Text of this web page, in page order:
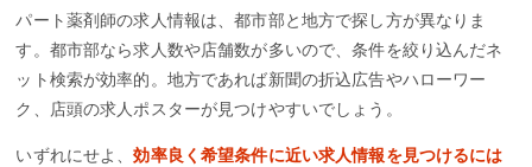
パート薬剤師の求人情報は、都市部と地方で探し方が異なりま
す。都市部なら求人数や店舗数が多いので、条件を絞り込んだネ
ット検索が効率的。地方であれば新聞の折込広告やハローワー
ク、店頭の求人ポスターが見つけやすいでしょう。
いずれにせよ、効率良く希望条件に近い求人情報を見つけるには